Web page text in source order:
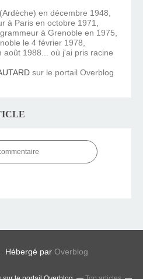
en décembre 1948,
à Paris en octobre 1971,
à Grenoble en 1975,
le 4 février 1978,
août 1988... où j'ai pris racine
sur le portail Overblog
Hébergé par Overblog